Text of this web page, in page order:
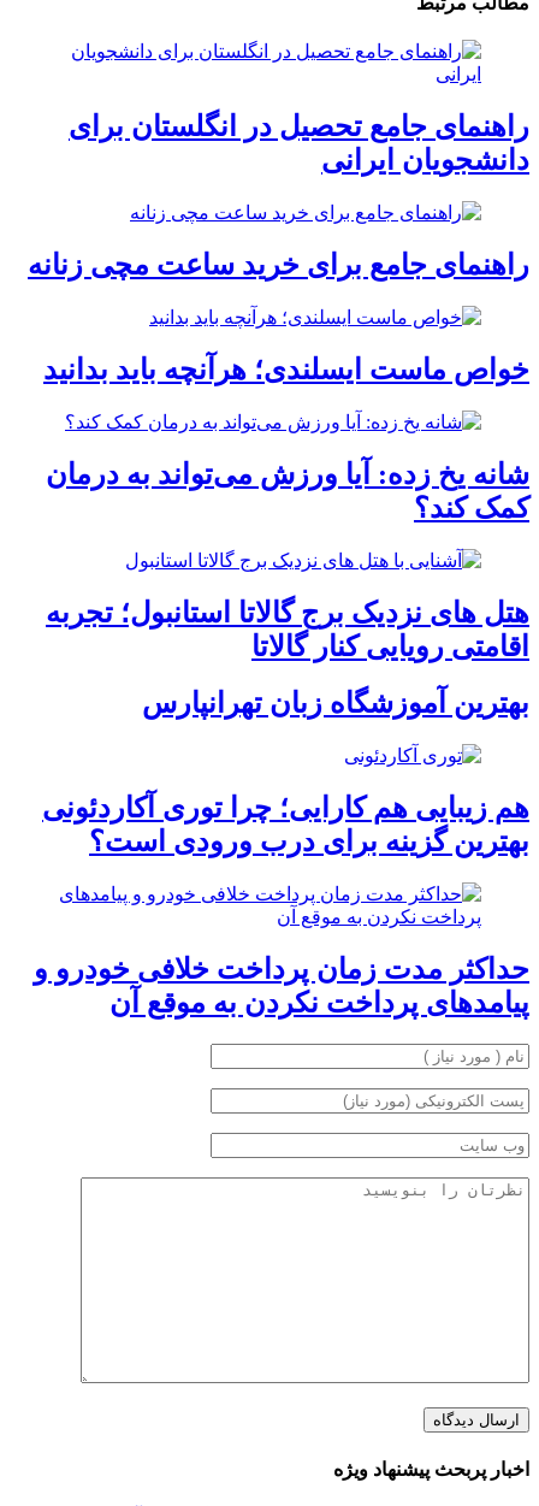
راهنمای جامع تحصیل در انگلستان برای
دانشجویان ایرانی
راهنمای جامع برای خرید ساعت مچی زنانه
خواص ماست ایسلندی؛ هرآنچه باید بدانید
شانه یخ زده: آیا ورزش می‌تواند به درمان
کمک کند؟
هتل های نزدیک برج گالاتا استانبول؛ تجربه
اقامتی رویایی کنار گالاتا
بهترین آموزشگاه زبان تهرانپارس
هم زیبایی هم کارایی؛ چرا توری آکاردئونی
بهترین گزینه برای درب ورودی است؟
حداکثر مدت زمان پرداخت خلافی خودرو و
پیامدهای پرداخت نکردن به موقع آن
اخبار پربحث پیشنهاد ویژه